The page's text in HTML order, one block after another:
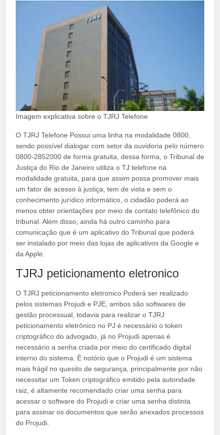
Imagem explicativa sobre o TJRJ Telefone
O TJRJ Telefone Possui uma linha na modalidade 0800,
sendo possível dialogar com setor da ouvidoria pelo número
0800-2852000 de forma gratuita, dessa forma, o Tribunal de
Justiça do Rio de Janeiro utiliza o TJ telefone na
modalidade gratuita, para que assim possa promover mais
um fator de acesso à justiça, tem de vista e sem o
conhecimento jurídico informático, o cidadão poderá ao
menos obter orientações por meio de contato telefônico do
tribunal. Além disso, ainda há outro caminho para
comunicação que é um aplicativo do Tribunal que poderá
ser instalado por meio das lojas de aplicativos da Google e
da Apple.
TJRJ peticionamento eletronico
O TJRJ peticionamento eletronico Poderá ser realizado
pelos sistemas Projudi e PJE, ambos são softwares de
gestão processual, todavia para realizar o TJRJ
peticionamento eletrônico no PJ é necessário o token
criptográfico do advogado, já no Projudi apenas é
necessário a senha criada por meio do certificado digital
interno do sistema. É notório que o Projudi é um sistema
mais frágil no quesito de segurança, principalmente por não
necessitar um Token criptográfico emitido pela autoridade
raiz, é altamente recomendado criar uma senha para
acessar o software do Projudi e criar uma senha distinta
para assinar os documentos que serão anexados processos
do Projudi.